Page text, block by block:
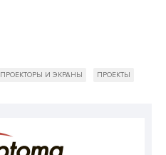
ПРОЕКТОРЫ И ЭКРАНЫ ПРОЕКТЫ